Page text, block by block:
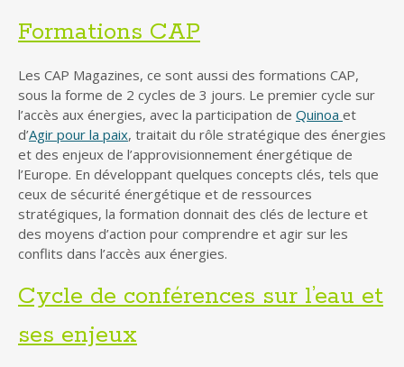
Formations CAP
Les CAP Magazines, ce sont aussi des formations CAP,
sous la forme de 2 cycles de 3 jours. Le premier cycle sur
l’accès aux énergies, avec la participation de Quinoa et
d’Agir pour la paix, traitait du rôle stratégique des énergies
et des enjeux de l’approvisionnement énergétique de
l’Europe. En développant quelques concepts clés, tels que
ceux de sécurité énergétique et de ressources
stratégiques, la formation donnait des clés de lecture et
des moyens d’action pour comprendre et agir sur les
conflits dans l’accès aux énergies.
Cycle de conférences sur l’eau et
ses enjeux